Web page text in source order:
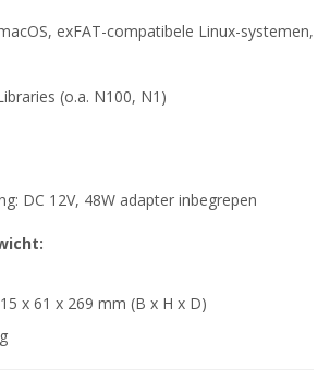
exFAT-compatibele Linux-systemen,
(o.a. N100, N1)
DC 12V, 48W adapter inbegrepen
x 61 x 269 mm (B x H x D)